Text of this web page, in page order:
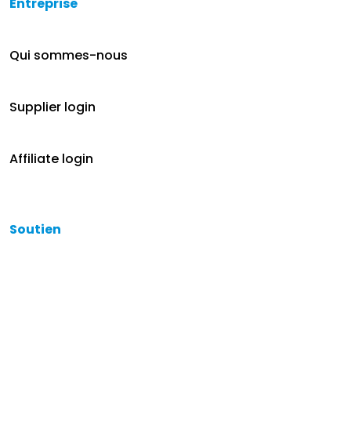
Qui sommes-nous
Supplier login
Affiliate login
Soutien